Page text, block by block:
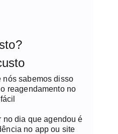
nós sabemos disso
reagendamento no
no dia que agendou é
no app ou site